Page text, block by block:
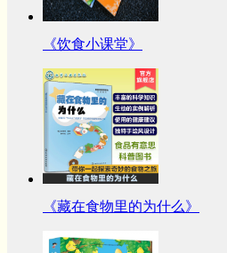
《饮食小课堂》
《藏在食物里的为什么》